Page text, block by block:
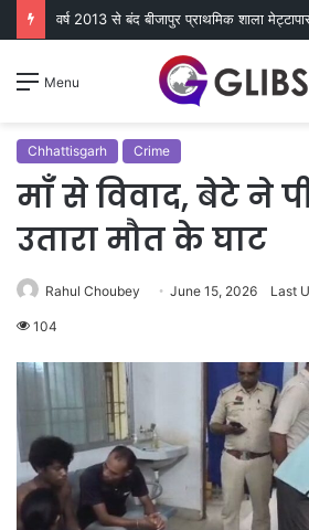
वर्ष 2013 से बंद बीजापुर प्राथमिक शाला
Menu
Chhattisgarh Crime
माँ से विवाद, बेटे ने
उतारा मौत के घाट
Rahul Choubey June 15, 2026 Last
104